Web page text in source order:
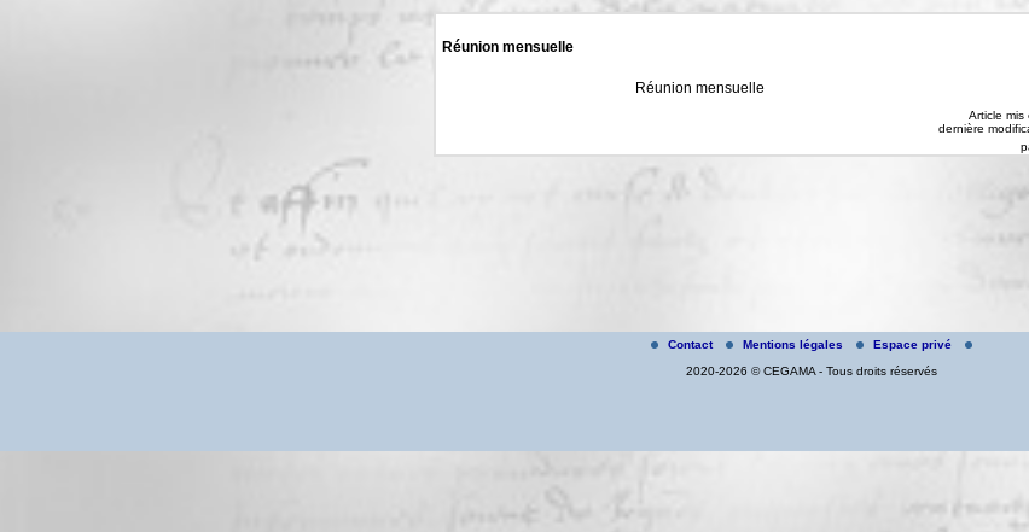
Réunion mensuelle
Réunion mensuelle
Article mis
dernière
Contact Mentions légales
Espace privé
2020-2026 © CEGAMA - Tous droits réservés